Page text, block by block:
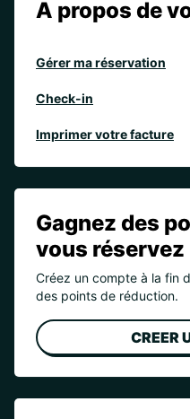
A propos de
Gérer ma réservation
Check-in
Imprimer votre facture
Gagnez des
vous réservez
Créez un compte à la fin
des points de réduction.
CREER